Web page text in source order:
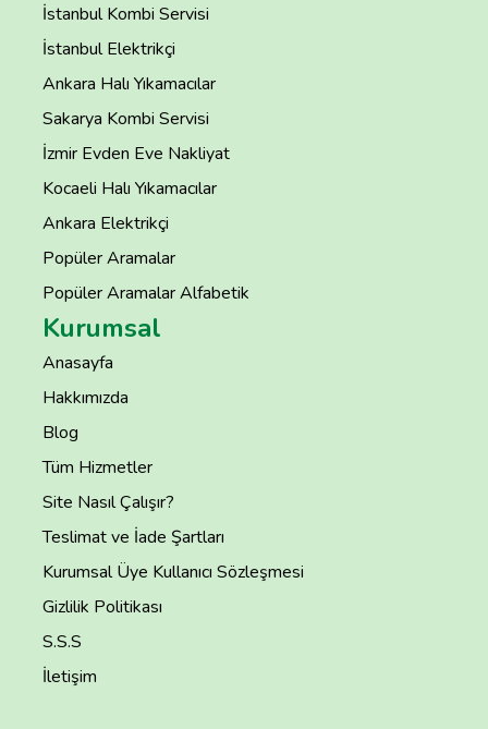
İstanbul Kombi Servisi
İstanbul Elektrikçi
Ankara Halı Yıkamacılar
Sakarya Kombi Servisi
İzmir Evden Eve Nakliyat
Kocaeli Halı Yıkamacılar
Ankara Elektrikçi
Popüler Aramalar
Popüler Aramalar Alfabetik
Kurumsal
Anasayfa
Hakkımızda
Blog
Tüm Hizmetler
Site Nasıl Çalışır?
Teslimat ve İade Şartları
Kurumsal Üye Kullanıcı Sözleşmesi
Gizlilik Politikası
S.S.S
İletişim